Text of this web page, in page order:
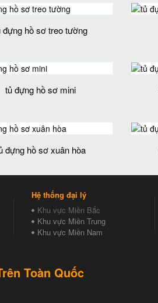
đựng hồ sơ treo tường
tủ đựng hồ sơ mini
đựng hồ sơ xuân hòa
Hệ thống đại lý
Khu vực Miền Bắc
Khu vực Miền Trung
Khu vực Miền Nam
Toàn Quốc